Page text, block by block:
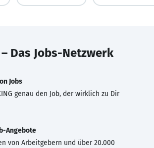
– Das Jobs-Netzwerk
Jobs
genau den Job, der wirklich zu Dir
Angebote
von Arbeitgebern und über 20.000